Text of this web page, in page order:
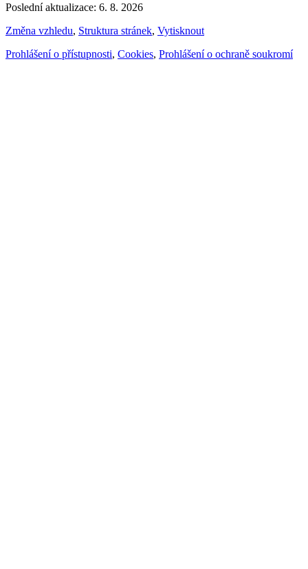
Poslední aktualizace: 6. 8. 2026
Změna vzhledu, Struktura stránek, Vytisknout
Prohlášení o přístupnosti, Cookies, Prohlášení o ochraně soukromí